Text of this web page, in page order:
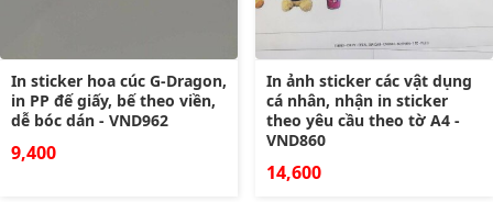
In sticker hoa cúc G-Dragon,
in PP đế giấy, bế theo viền,
dễ bóc dán - VND962
9,400
In ảnh sticker các vật dụng
cá nhân, nhận in sticker
theo yêu cầu theo tờ A4 -
VND860
14,600